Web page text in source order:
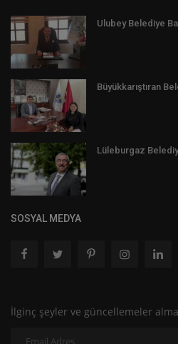
Ulubey Belediye
Büyükkarıştıran
Lüleburgaz
SOSYAL MEDYA
İlginç şeyler ve güncellemeler